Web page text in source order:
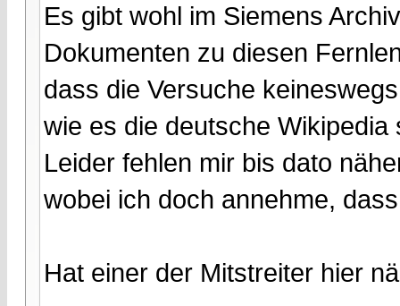
Es gibt wohl im Siemens
Dokumenten zu diesen
dass die Versuche
wie es die deutsche Wikipedia
Leider fehlen mir bis dato
wobei ich doch annehme,
Hat einer der Mitstreiter hier